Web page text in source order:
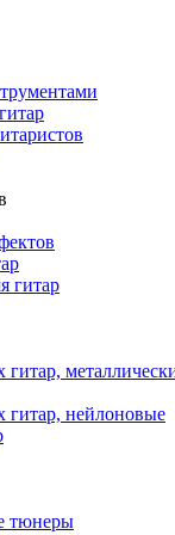
гитар
гитар, нейлоновые
тюнеры